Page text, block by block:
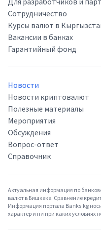
Сотрудничество
Курсы валют в
Вакансии в банках
Гарантийный фонд
Новости
Новости криптовалют
Полезные материалы
Мероприятия
Обсуждения
Вопрос-ответ
Справочник
Актуальная информация по
валют в Бишкеке. Сравнение
Информация портала Banks.kg
характер и ни при каких условиях